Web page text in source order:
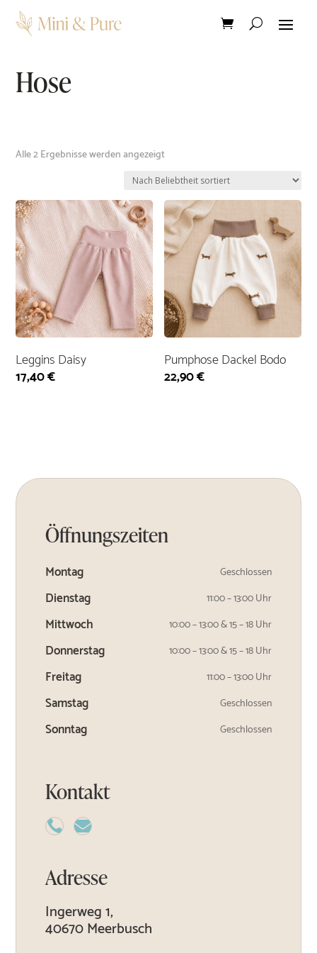
Hose
Alle 2 Ergebnisse werden angezeigt
sortiert
Leggins Daisy
17,40€
Pumphose Dackel Bodo
22,90€
Öffnungszeiten
Montag Geschlossen
Dienstag 11:00 – 13:00 Uhr
Mittwoch 10:00 – 13:00 & 15 – 18 Uhr
Donnerstag 10:00 – 13:00 & 15 – 18 Uhr
Freitag 11:00 – 13:00 Uhr
Samstag Geschlossen
Sonntag Geschlossen
Kontakt
 
Adresse
Ingerweg 1,
40670 Meerbusch